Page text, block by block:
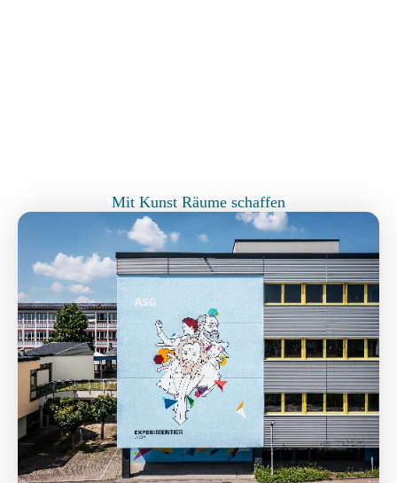
Mit Kunst Räume schaffen